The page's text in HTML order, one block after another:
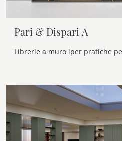
Pari & Dispari A